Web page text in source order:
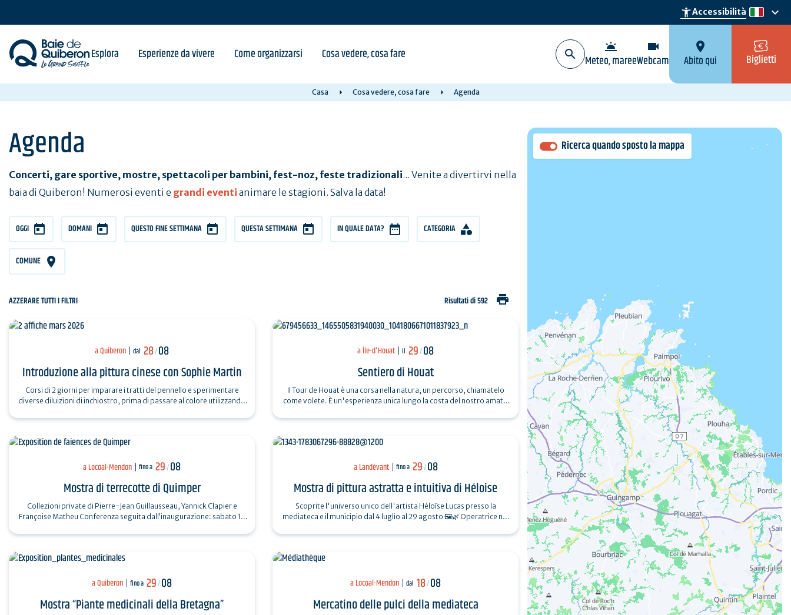
content
accessibility_newAccessibilità it
keyboard_arrow_down
Esplora Esperienze da vivere Come organizzarsi Cosa vedere, cosa fare wb_twilight
Meteo, maree
videocam
Webcam
location_on
Abito qui Biglietti
Casa Cosa vedere, cosa fare Agenda
Agenda
Concerti, gare sportive, mostre, spettacoli per bambini, fest-noz, feste tradizionali... Venite a divertirvi nella
baia di Quiberon! Numerosi eventi e grandi eventi animare le stagioni. Salva la data!
OGGI DOMANI QUESTO FINE SETTIMANA QUESTA SETTIMANA IN QUALE DATA? CATEGORIA
COMUNE
AZZERARE TUTTI I FILTRI Risultati di 592 print
a Quiberon dal 28/08
Introduzione alla pittura cinese con Sophie Martin
Corsi di 2 giorni per imparare i tratti del pennello e sperimentare
diverse diluizioni di inchiostro, prima di passare al colore utilizzando
a Île-d'Houat il 29/08
Sentiero di Houat
Il Tour de Houat è una corsa nella natura, un percorso, chiamatelo
come volete. È un'esperienza unica lungo la costa del nostro amato
a Locoal-Mendon fino a 29/08
Mostra di terrecotte di Quimper
Collezioni private di Pierre-Jean Guillausseau, Yannick Clapier e
Françoise Matheu Conferenza seguita dall’inaugurazione: sabato 18
a Landévant fino a 29/ 08
Mostra di pittura astratta e intuitiva di Héloise
Scoprite l'universo unico dell'artista Héloïse Lucas presso la
mediateca e il municipio dal 4 luglio al 29 agosto 🖼️🌿 Operatrice nel
a Quiberon fino a 29/08
Mostra “Piante medicinali della Bretagna”
a Locoal-Mendon dal 18/08
Mercatino delle pulci della mediateca
Ricerca quando sposto la mappa